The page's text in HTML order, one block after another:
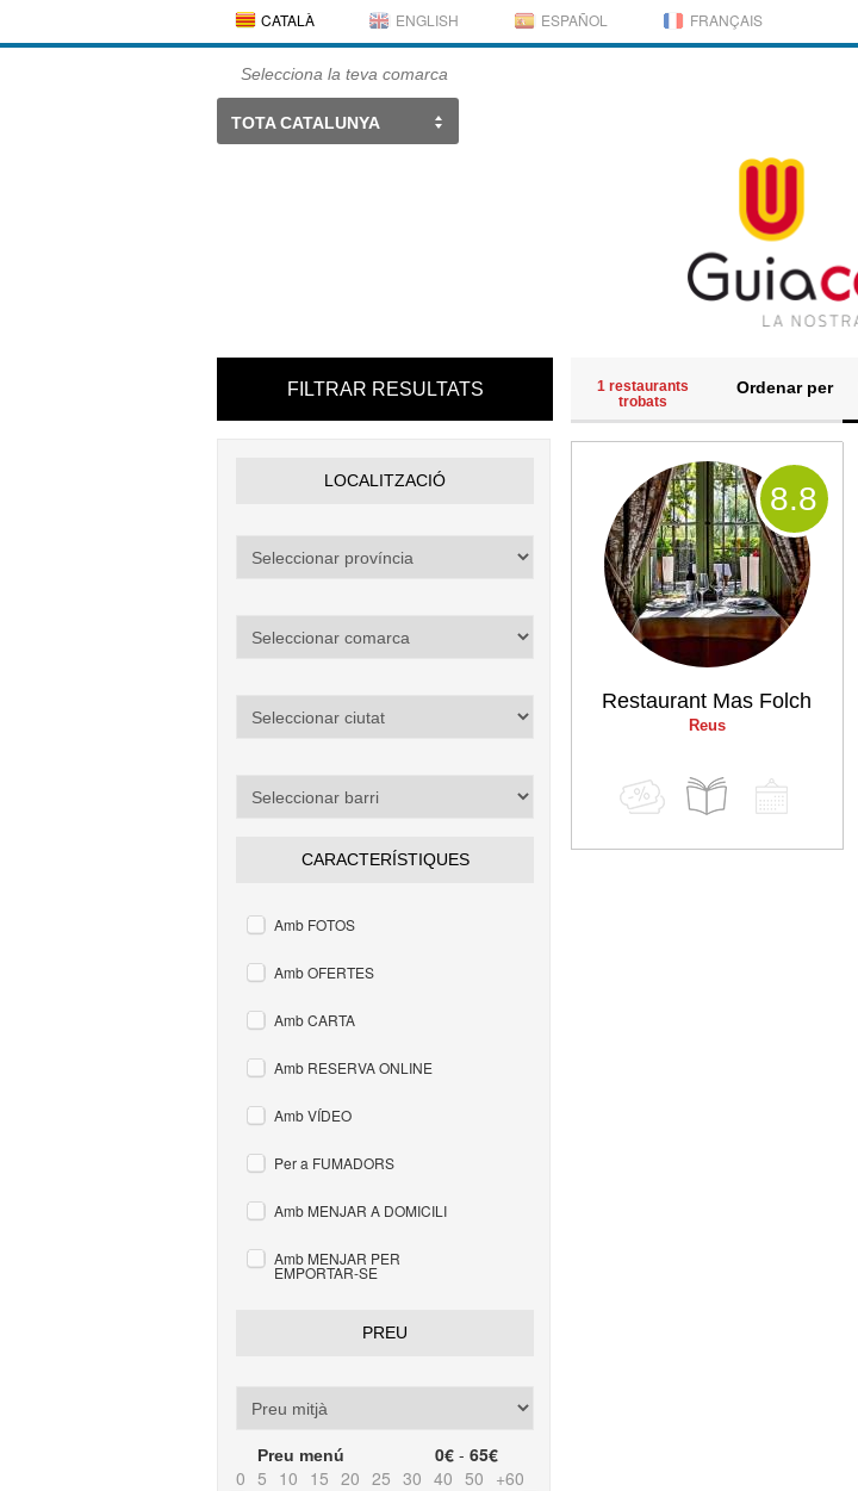
CATALÀ ENGLISH ESPAÑOL FRANÇAIS
Selecciona la teva comarca
TOTA CATALUNYA
FILTRAR RESULTATS
LOCALITZACIÓ
CARACTERÍSTIQUES
Amb FOTOS
Amb OFERTES
Amb CARTA
Amb RESERVA ONLINE
Amb VÍDEO
Per a FUMADORS
Amb MENJAR A DOMICILI
Amb MENJAR PER
EMPORTAR-SE
PREU
Preu menú 0€ - 65€
0 5 10 15 20 25 30 40 50 +60
1 restaurants
trobats
Ordenar per
Restaurant Mas Folch
Reus
8.8